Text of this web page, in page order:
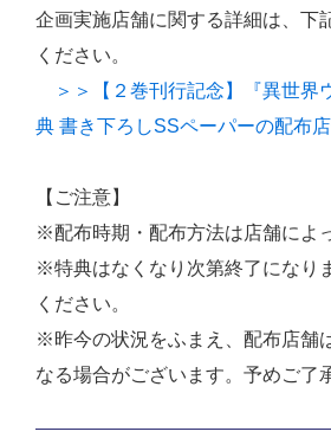
企画実施店舗に関する詳細は、下
ください。
＞＞【２巻刊行記念】『異世界
典 書き下ろしSSペーパーの配布
【ご注意】
※配布時期・配布方法は店舗によ
※特典はなくなり次第終了になり
ください。
※昨今の状況をふまえ、配布店舗
なる場合がございます。予めご了